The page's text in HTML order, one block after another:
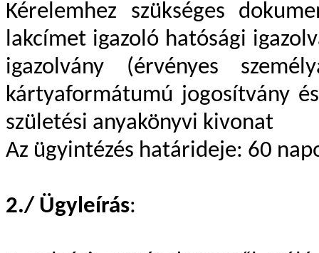
Kérelemhez szükséges
lakcímet igazoló hatósági
igazolvány (érvényes
kártyaformátumú jogosítvány
születési anyakönyvi kivonat
Az ügyintézés határideje: 60
2./ Ügyleírás: